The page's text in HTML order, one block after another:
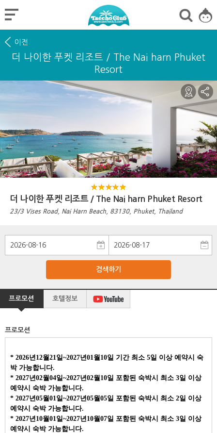
이전
더 나이한 푸켓 리조트 / The Nai harn Phuket
Resort
더 나이한 푸켓 리조트 / The Nai harn Phuket Resort
23/3 Vises Road, Nai Harn Beach, 83130, Phuket, Thailand
검색하기
프로모션 호텔정보
프로모션
* 2026년12월21일~2027년01월10일 기간 최소 5일 이상 예약시 숙
박 가능합니다.
* 2027년02월04일~2027년02월10일 포함된 숙박시 최소 3일 이상
예약시 숙박 가능합니다.
* 2027년05월01일~2027년05월05일 포함된 숙박시 최소 2일 이상
예약시 숙박 가능합니다.
* 2027년10월01일~2027년10월07일 포함된 숙박시 최소 3일 이상
예약시 숙박 가능합니다.